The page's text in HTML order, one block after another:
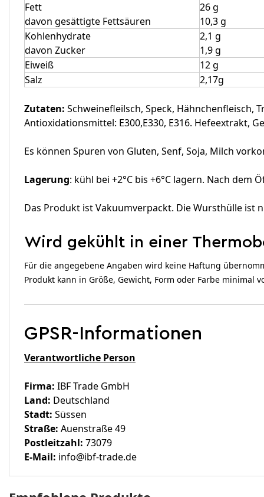
Fett
davon gesättigte Fettsäuren
26 g
10,3 g
Kohlenhydrate
davon Zucker
2,1 g
1,9 g
Eiweiß
12 g
Salz
2,17g
Zutaten: Schweinefleilsch, Speck, Hähnchenfleisch,
Antioxidationsmittel: E300,E330, E316. Hefeextrakt,
Es können Spuren von Gluten, Senf, Soja, Milch
Lagerung: kühl bei +2°C bis +6°C lagern. Nach dem
Das Produkt ist Vakuumverpackt. Die Wursthülle ist
Wird gekühlt in einer
Für die angegebene Angaben wird keine Haftung
Produkt kann in Größe, Gewicht, Form oder Farbe
GPSR-Informationen
Verantwortliche Person
Firma: IBF Trade GmbH
Land: Deutschland
Stadt: Süssen
Straße: Auenstraße 49
Postleitzahl: 73079
E-Mail: info@ibf-trade.de